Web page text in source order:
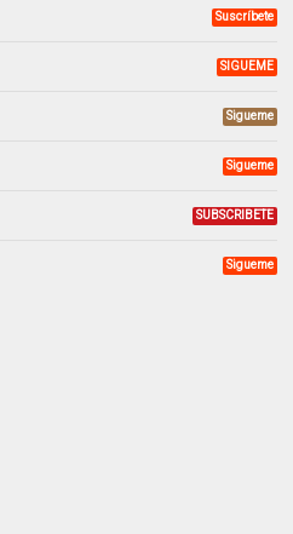
Suscríbete
SIGUEME
Sigueme
Sigueme
SUBSCRIBETE
Sigueme